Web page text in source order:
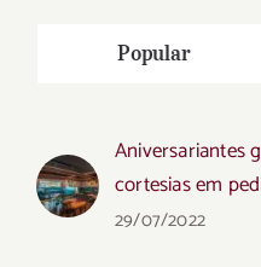
Popular
Aniversariantes
cortesias em
29/07/2022